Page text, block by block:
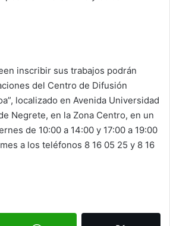
inscribir sus trabajos podrán
del Centro de Difusión
localizado en Avenida Universidad
Negrete, en la Zona Centro, en un
de 10:00 a 14:00 y 17:00 a 19:00
a los teléfonos 8 16 05 25 y 8 16